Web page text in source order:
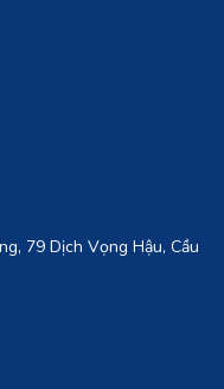
79 Dịch Vọng Hậu, Cầu